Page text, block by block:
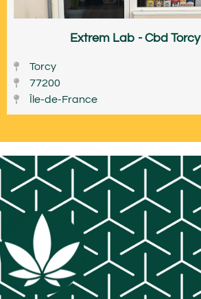
Extrem Lab - Cbd Torcy
Torcy
77200
Île-de-France